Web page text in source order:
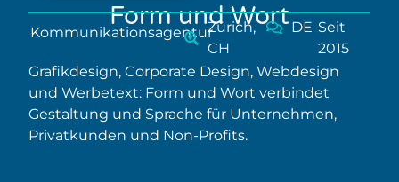
Form und Wort
KommunikationsagenturZürich,
CH
DE Seit
2015
Grafikdesign, Corporate Design, Webdesign
und Werbetext: Form und Wort verbindet
Gestaltung und Sprache für Unternehmen,
Privatkunden und Non-Profits.